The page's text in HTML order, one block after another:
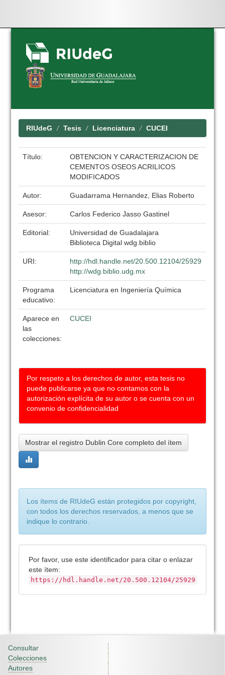
Skip
navigation
RIUdeG Tesis Licenciatura CUCEI
Título:
OBTENCION Y CARACTERIZACION DE
CEMENTOS OSEOS ACRILICOS
MODIFICADOS
Autor: Guadarrama Hernandez, Elias Roberto
Asesor: Carlos Federico Jasso Gastinel
Editorial:
Universidad de Guadalajara
Biblioteca Digital wdg.biblio
URI:
http://hdl.handle.net/20.500.12104/25929
http://wdg.biblio.udg.mx
Programa
educativo:
Licenciatura en Ingeniería Química
Aparece en
las
colecciones:
CUCEI
Por respeto a los derechos de autor, esta tesis no
puede publicarse ya que no contamos con la
autorización explícita de su autor o se cuenta con un
convenio de confidencialidad
Mostrar el registro Dublin Core completo del ítem
Los ítems de RIUdeG están protegidos por copyright,
con todos los derechos reservados, a menos que se
indique lo contrario.
Por favor, use este identificador para citar o enlazar
este ítem:
https://hdl.handle.net/20.500.12104/25929
Consultar
Colecciones
Autores